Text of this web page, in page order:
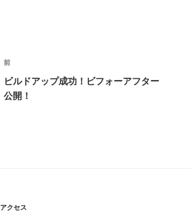
投
稿
ナ
ョ
過
去
の
前
ビルドアップ成功！ビフォーアフター
公開！
アクセス